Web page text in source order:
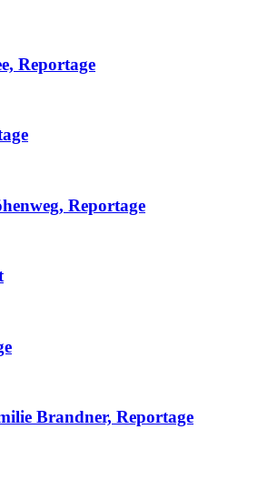
Reportage
Reportage
Brandner, Reportage